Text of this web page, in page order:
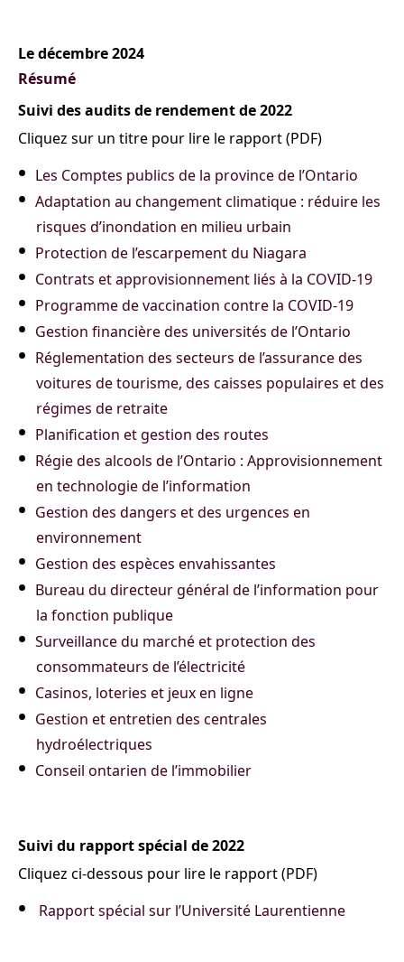
Le décembre 2024
Résumé
Suivi des audits de rendement de 2022
Cliquez sur un titre pour lire le rapport (PDF)
Les Comptes publics de la province de l’Ontario
Adaptation au changement climatique : réduire les
risques d’inondation en milieu urbain
Protection de l’escarpement du Niagara
Contrats et approvisionnement liés à la COVID-19
Programme de vaccination contre la COVID-19
Gestion financière des universités de l’Ontario
Réglementation des secteurs de l’assurance des
voitures de tourisme, des caisses populaires et des
régimes de retraite
Planification et gestion des routes
Régie des alcools de l’Ontario : Approvisionnement
en technologie de l’information
Gestion des dangers et des urgences en
environnement
Gestion des espèces envahissantes
Bureau du directeur général de l’information pour
la fonction publique
Surveillance du marché et protection des
consommateurs de l’électricité
Casinos, loteries et jeux en ligne
Gestion et entretien des centrales
hydroélectriques
Conseil ontarien de l’immobilier
Suivi du rapport spécial de 2022
Cliquez ci-dessous pour lire le rapport (PDF)
Rapport spécial sur l’Université Laurentienne